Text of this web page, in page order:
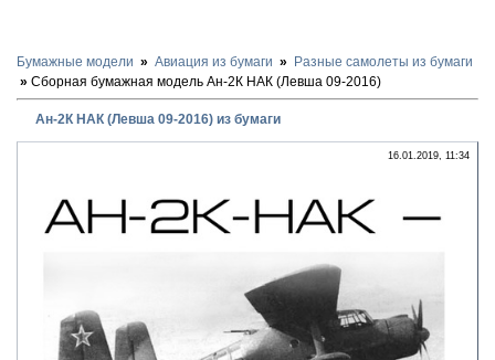
Бумажные модели Авиация из бумаги
Разные самолеты из бумаги
Сборная бумажная модель Ан-2К НАК (Левша 09-2016)
Ан-2К НАК (Левша 09-2016) из бумаги
16.01.2019, 11:34